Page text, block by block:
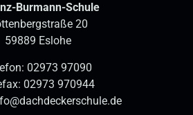
Burmann-Schule
20
59889 Eslohe
02973 97090
02973 970944